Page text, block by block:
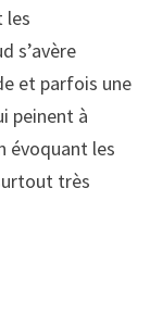
les
s’avère
et parfois une
peinent à
évoquant les
très